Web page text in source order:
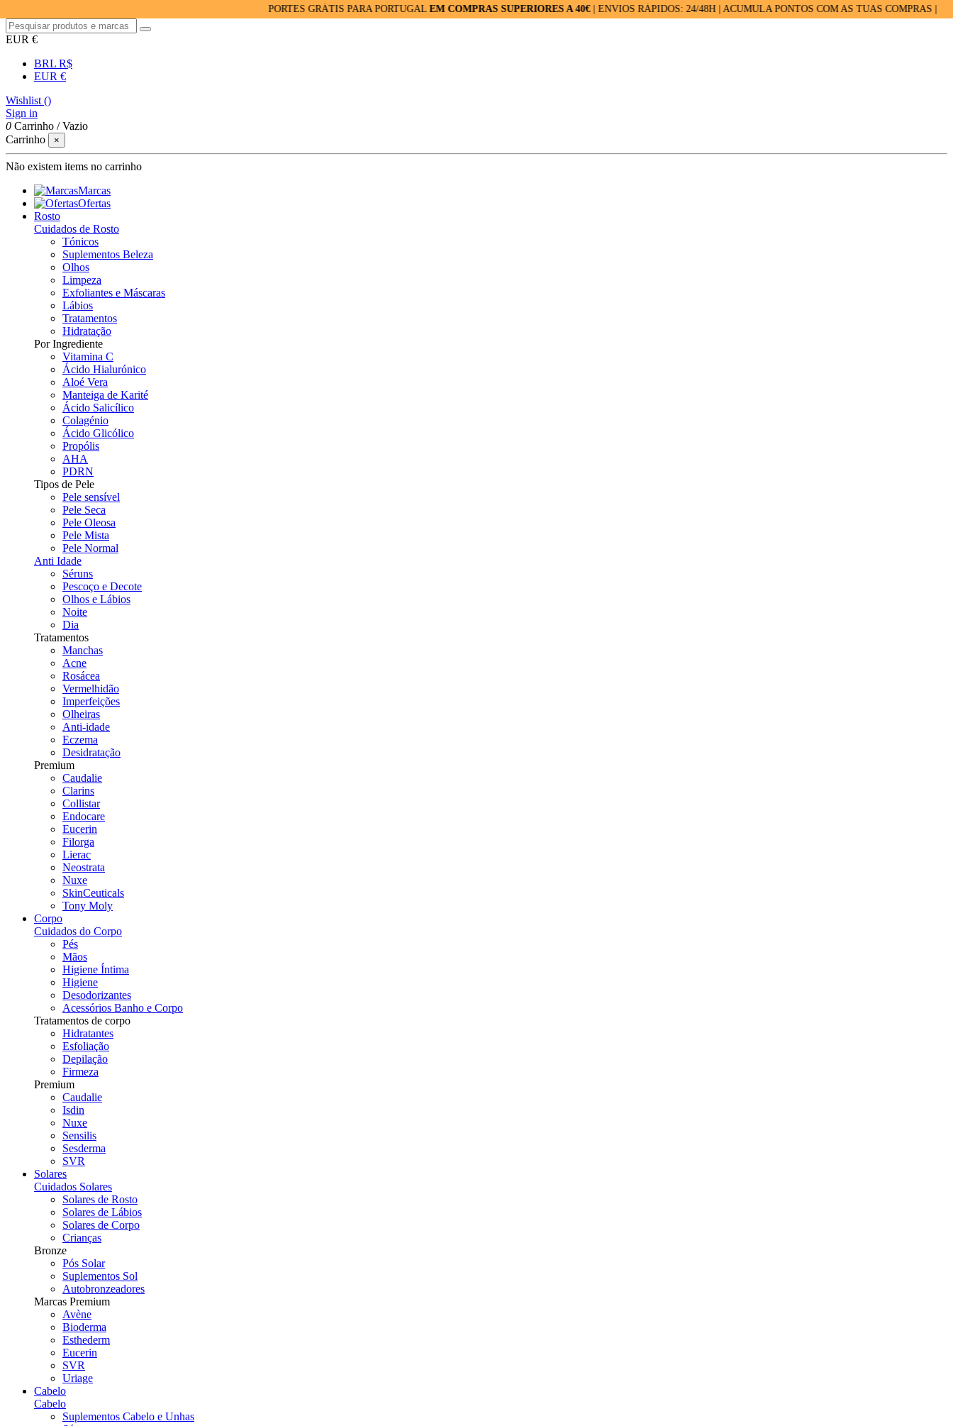
PORTES GRÁTIS PARA PORTUGALEM COMPRAS SUPERIORES A 40€| ENVIOS RÁPIDOS: 24/48H | ACUMULA PONTOS COM AS TUAS COMPRAS |
EUR €
BRL R$
EUR €
Wishlist ()
Sign in
0 Carrinho /Vazio
Carrinho
×
Não existem items no carrinho
Marcas
Ofertas
Rosto
Cuidados de Rosto
Tónicos
Suplementos Beleza
Olhos
Limpeza
Exfoliantes e Máscaras
Lábios
Tratamentos
Hidratação
Por Ingrediente
Vitamina C
Ácido Hialurónico
Aloé Vera
Manteiga de Karité
Ácido Salicílico
Colagénio
Ácido Glicólico
Propólis
AHA
PDRN
Tipos de Pele
Pele sensível
Pele Seca
Pele Oleosa
Pele Mista
Pele Normal
Anti Idade
Séruns
Pescoço e Decote
Olhos e Lábios
Noite
Dia
Tratamentos
Manchas
Acne
Rosácea
Vermelhidão
Imperfeições
Olheiras
Anti-idade
Eczema
Desidratação
Premium
Caudalie
Clarins
Collistar
Endocare
Eucerin
Filorga
Lierac
Neostrata
Nuxe
SkinCeuticals
Tony Moly
Corpo
Cuidados do Corpo
Pés
Mãos
Higiene Íntima
Higiene
Desodorizantes
Acessórios Banho e Corpo
Tratamentos de corpo
Hidratantes
Esfoliação
Depilação
Firmeza
Premium
Caudalie
Isdin
Nuxe
Sensilis
Sesderma
SVR
Solares
Cuidados Solares
Solares de Rosto
Solares de Lábios
Solares de Corpo
Crianças
Bronze
Pós Solar
Suplementos Sol
Autobronzeadores
Marcas Premium
Avène
Bioderma
Esthederm
Eucerin
SVR
Uriage
Cabelo
Cabelo
Suplementos Cabelo e Unhas